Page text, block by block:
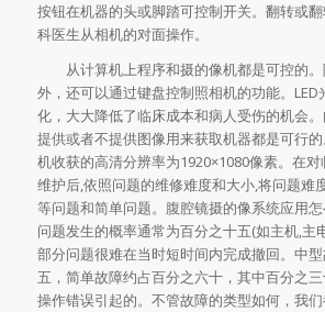
按钮在机器的头或脚踏可控制开关。翻转或
科医生从相机的对面操作。
从计算机上程序和摄的像机都是可控的。
外，还可以通过键盘控制照相机的功能。LED
化，大大降低了临床成本和病人受伤的机会
提供或者不提供图像用来获取机器都是可行
机收获的高清分辨率为1920×1080像素。在
维护后,依照问题的维修难度和大小,将问题难
等问题和简单问题。腹腔镜摄的像系统应用
问题发生的概率通常为百分之十五(如主机,主
部分问题很难在当时短时间内完成撤回。中
五，简单故障约占百分之六十，其中百分之
操作错误引起的。不管故障的类型如何，我